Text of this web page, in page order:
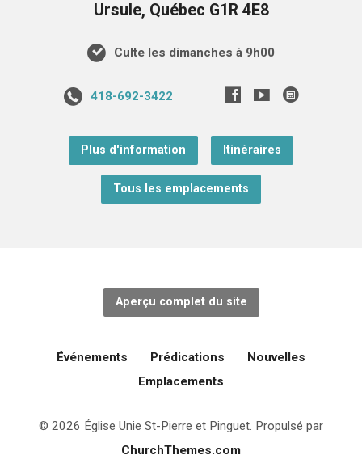
Ursule, Québec G1R 4E8
Culte les dimanches à 9h00
418-692-3422
Plus d'information Itinéraires
Tous les emplacements
Aperçu complet du site
Événements Prédications
Nouvelles
Emplacements
© 2026 Église Unie St-Pierre et Pinguet. Propulsé par
ChurchThemes.com